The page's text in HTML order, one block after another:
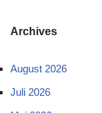
Archives
August 2026
Juli 2026